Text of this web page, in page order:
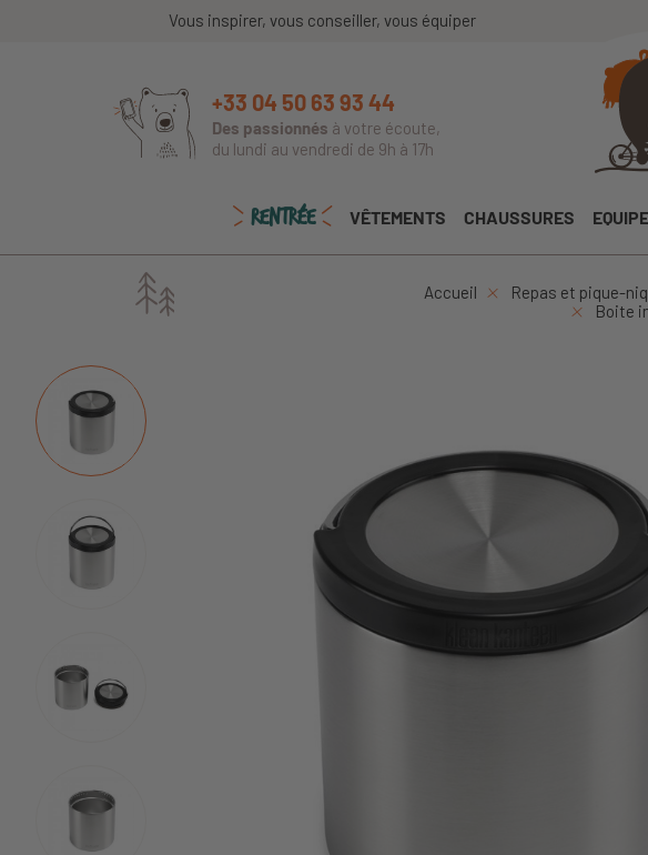
Vous inspirer, vous conseiller, vous équiper
+33 04 50 63 93 44
Des passionnés à votre écoute,
du lundi au vendredi de 9h à 17h
RENTRÉE VÊTEMENTS CHAUSSURES
Accueil Repas et pique-
Boite